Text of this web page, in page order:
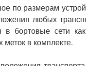
по размерам
любых
в бортовые сети
меток в комплекте.